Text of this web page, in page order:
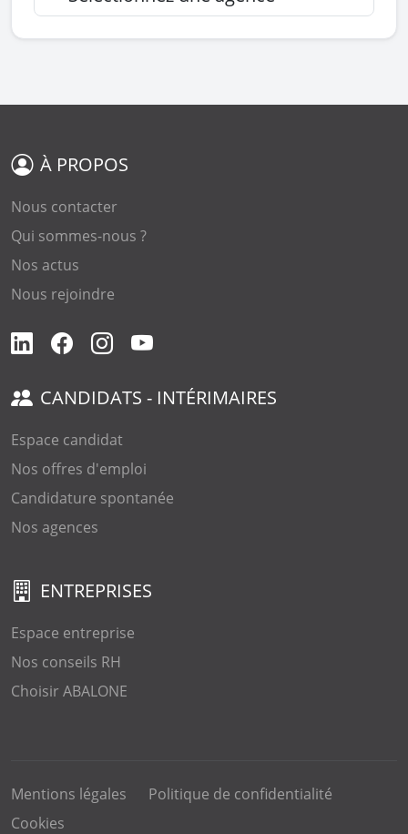
À PROPOS
Nous contacter
Qui sommes-nous ?
Nos actus
Nous rejoindre
CANDIDATS - INTÉRIMAIRES
Espace candidat
Nos offres d'emploi
Candidature spontanée
Nos agences
ENTREPRISES
Espace entreprise
Nos conseils RH
Choisir ABALONE
Mentions légales
Politique de confidentialité
Cookies